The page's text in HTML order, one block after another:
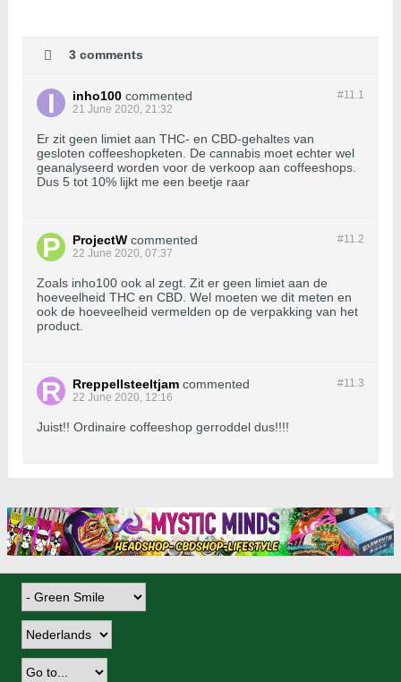
3 comments
#11.1
inho100 commented
21 June 2020, 21:32
Er zit geen limiet aan THC- en CBD-gehaltes van
gesloten coffeeshopketen. De cannabis moet echter wel
geanalyseerd worden voor de verkoop aan coffeeshops.
Dus 5 tot 10% lijkt me een beetje raar
#11.2
ProjectW commented
22 June 2020, 07:37
Zoals inho100 ook al zegt. Zit er geen limiet aan de
hoeveelheid THC en CBD. Wel moeten we dit meten en
ook de hoeveelheid vermelden op de verpakking van het
product.
#11.3
Rreppellsteeltjam commented
22 June 2020, 12:16
Juist!! Ordinaire coffeeshop gerroddel dus!!!!